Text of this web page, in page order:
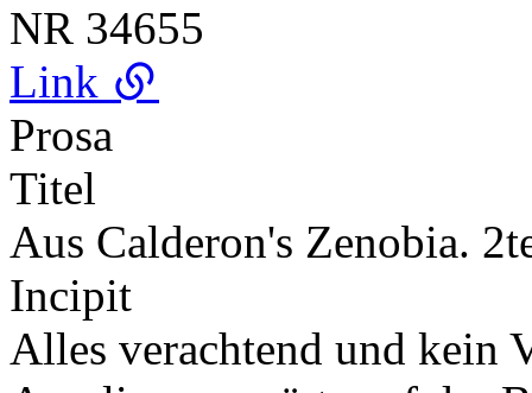
NR 34655
Link
Prosa
Titel
Aus Calderon's Zenobia.
Incipit
Alles verachtend und kein